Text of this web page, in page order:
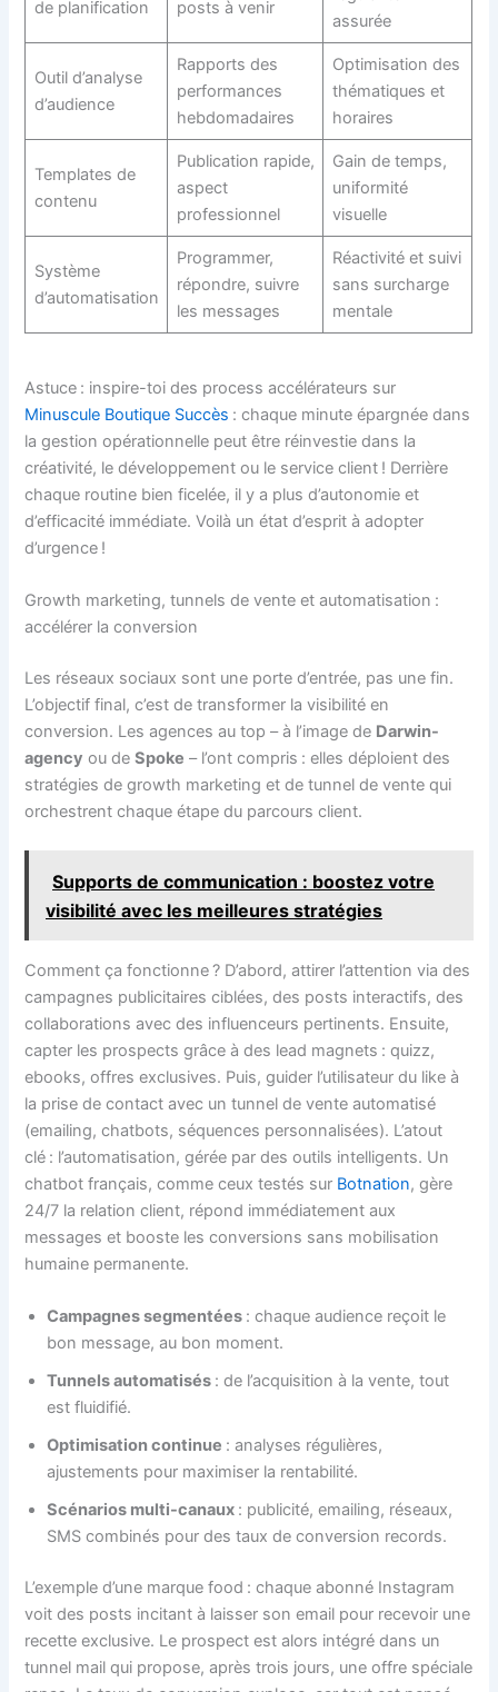
de planification posts à venir
assurée
Outil d’analyse
d’audience
Rapports des
performances
hebdomadaires
Optimisation des
thématiques et
horaires
Templates de
contenu
Publication rapide,
aspect
professionnel
Gain de temps,
uniformité
visuelle
Système
d’automatisation
Programmer,
répondre, suivre
les messages
Réactivité et suivi
sans surcharge
mentale
Astuce : inspire-toi des process accélérateurs sur
Minuscule Boutique Succès : chaque minute épargnée dans
la gestion opérationnelle peut être réinvestie dans la
créativité, le développement ou le service client ! Derrière
chaque routine bien ficelée, il y a plus d’autonomie et
d’efficacité immédiate. Voilà un état d’esprit à adopter
d’urgence !
Growth marketing, tunnels de vente et automatisation :
accélérer la conversion
Les réseaux sociaux sont une porte d’entrée, pas une fin.
L’objectif final, c’est de transformer la visibilité en
conversion. Les agences au top – à l’image de Darwin-
agency ou deSpoke – l’ont compris : elles déploient des
stratégies de growth marketing et de tunnel de vente qui
orchestrent chaque étape du parcours client.
Supports de communication : boostez votre
visibilité avec les meilleures stratégies
Comment ça fonctionne ? D’abord, attirer l’attention via des
campagnes publicitaires ciblées, des posts interactifs, des
collaborations avec des influenceurs pertinents. Ensuite,
capter les prospects grâce à des lead magnets : quizz,
ebooks, offres exclusives. Puis, guider l’utilisateur du like à
la prise de contact avec un tunnel de vente automatisé
(emailing, chatbots, séquences personnalisées). L’atout
clé : l’automatisation, gérée par des outils intelligents. Un
chatbot français, comme ceux testés sur Botnation, gère
24/7 la relation client, répond immédiatement aux
messages et booste les conversions sans mobilisation
humaine permanente.
Campagnes segmentées : chaque audience reçoit le
bon message, au bon moment.
Tunnels automatisés : de l’acquisition à la vente, tout
est fluidifié.
Optimisation continue : analyses régulières,
ajustements pour maximiser la rentabilité.
Scénarios multi-canaux : publicité, emailing, réseaux,
SMS combinés pour des taux de conversion records.
L’exemple d’une marque food : chaque abonné Instagram
voit des posts incitant à laisser son email pour recevoir une
recette exclusive. Le prospect est alors intégré dans un
tunnel mail qui propose, après trois jours, une offre spéciale